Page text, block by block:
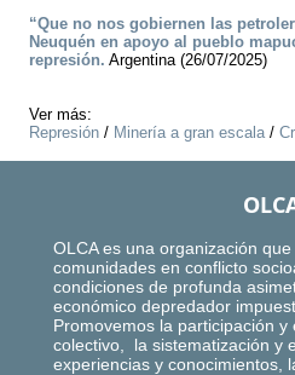
“Que no nos gobiernen las
Neuquén en apoyo al pueblo
represión. Argentina (26/07/2025)
Ver más:
Represión / Minería a gran escala/
OLCA es una organización
comunidades en conflicto
condiciones de profunda
económico depredador
Promovemos la participación y
colectivo, la sistematización y
experiencias y conocimientos,